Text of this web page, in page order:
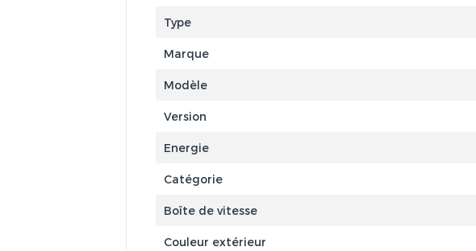
Type
Marque
Modèle
Version
Energie
Catégorie
Boîte de vitesse
Couleur extérieur